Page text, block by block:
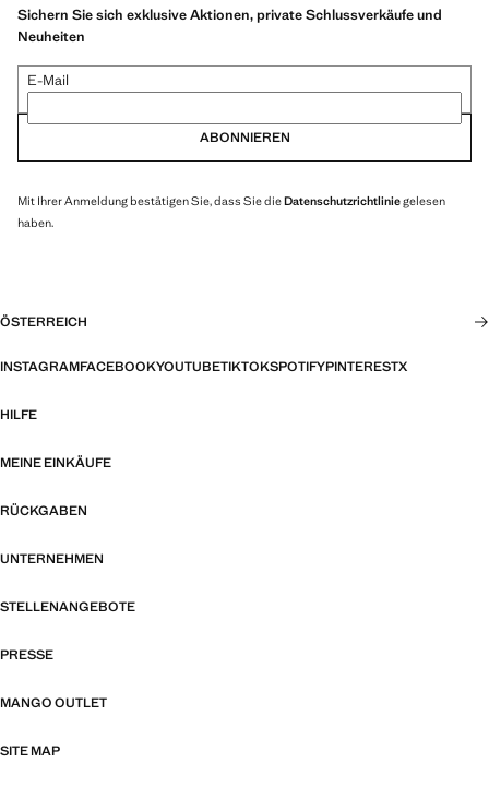
Sichern Sie sich exklusive Aktionen, private Schlussverkäufe und
Neuheiten
E-Mail
ABONNIEREN
Mit Ihrer Anmeldung bestätigen Sie, dass Sie dieDatenschutzrichtliniegelesen
haben.
ÖSTERREICH
INSTAGRAMFACEBOOKYOUTUBETIKTOKSPOTIFYPINTERESTX
HILFE
MEINE EINKÄUFE
RÜCKGABEN
UNTERNEHMEN
STELLENANGEBOTE
PRESSE
MANGO OUTLET
SITE MAP